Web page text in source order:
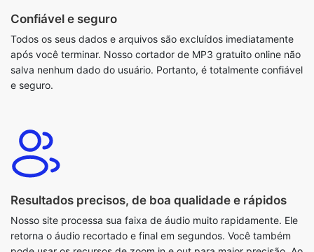
e seguro.
Resultados precisos, de boa qualidade e rápidos
Nosso site processa sua faixa de áudio muito rapidamente. Ele
retorna o áudio recortado e final em segundos. Você também
mesmo tempo, mantém a qualidade do áudio de forma perfeita.